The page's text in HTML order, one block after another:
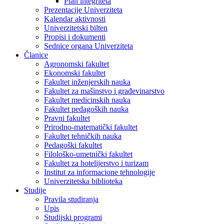
Prezentacije Univerziteta
Kalendar aktivnosti
Univerzitetski bilten
Propisi i dokumenti
Sednice organa Univerziteta
Članice
Agronomski fakultet
Ekonomski fakultet
Fakultet inženjerskih nauka
Fakultet za mašinstvo i građevinarstvo
Fakultet medicinskih nauka
Fakultet pedagoških nauka
Pravni fakultet
Prirodno-matematički fakultet
Fakultet tehničkih nauka
Pedagoški fakultet
Filološko-umetnički fakultet
Fakultet za hotelijerstvo i turizam
Institut za informacione tehnologije
Univerzitetska biblioteka
Studije
Pravila studiranja
Upis
Studijski programi